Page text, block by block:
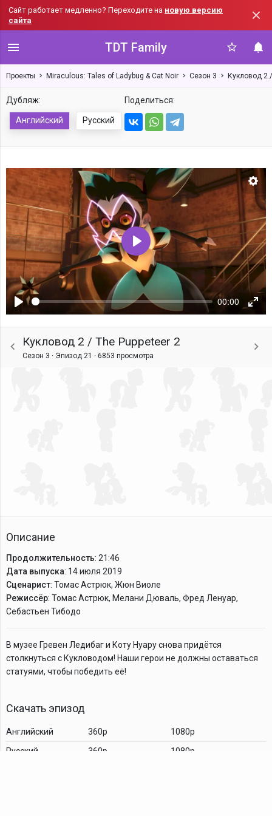
Сайт работает медленно? Переходите на новую версию
сайта
TDT Family
Проекты Miraculous: Tales of Ladybug & Cat Noir Сезон 3 Кукловод 2
Дубляж:
Английский Русский
Поделиться:
Воспроизвести
00:00
Воспроизвести
Кукловод 2 / The Puppeteer 2
Сезон 3 · Эпизод 21 · 6853 просмотра
Описание
Продолжительность: 21:46
Дата выпуска: 14 июля 2019
Сценарист: Томас Астрюк, Жюн Виоле
Режиссёр: Томас Астрюк, Мелани Дюваль, Фред Ленуар,
Себастьен Тибодо
В музее Гревен Ледибаг и Коту Нуару снова придётся
столкнуться с Кукловодом! Наши герои не должны оставаться
статуями, чтобы победить её!
Скачать эпизод
Английский 360p
1080p
Русский
360p 1080p